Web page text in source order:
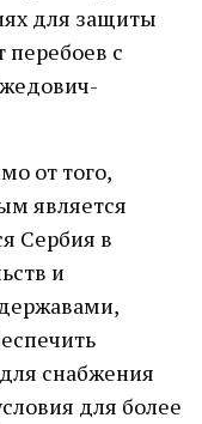
для защиты
с
от того,
является
Сербия в
и
снабжения
для более